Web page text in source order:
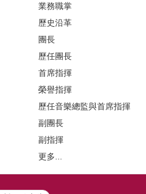
業務職掌
歷史沿革
團長
歷任團長
首席指揮
榮譽指揮
歷任音樂總監與首席指揮
副團長
副指揮
更多...